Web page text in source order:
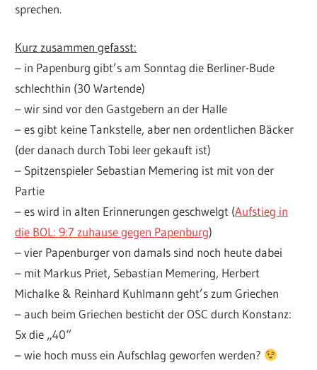
sprechen.
Kurz zusammen gefasst:
– in Papenburg gibt’s am Sonntag die Berliner-Bude
schlechthin (30 Wartende)
– wir sind vor den Gastgebern an der Halle
– es gibt keine Tankstelle, aber nen ordentlichen Bäcker
(der danach durch Tobi leer gekauft ist)
– Spitzenspieler Sebastian Memering ist mit von der
Partie
– es wird in alten Erinnerungen geschwelgt (Aufstieg in
die BOL: 9:7 zuhause gegen Papenburg)
– vier Papenburger von damals sind noch heute dabei
– mit Markus Priet, Sebastian Memering, Herbert
Michalke & Reinhard Kuhlmann geht’s zum Griechen
– auch beim Griechen besticht der OSC durch Konstanz:
5x die „40“
– wie hoch muss ein Aufschlag geworfen werden?